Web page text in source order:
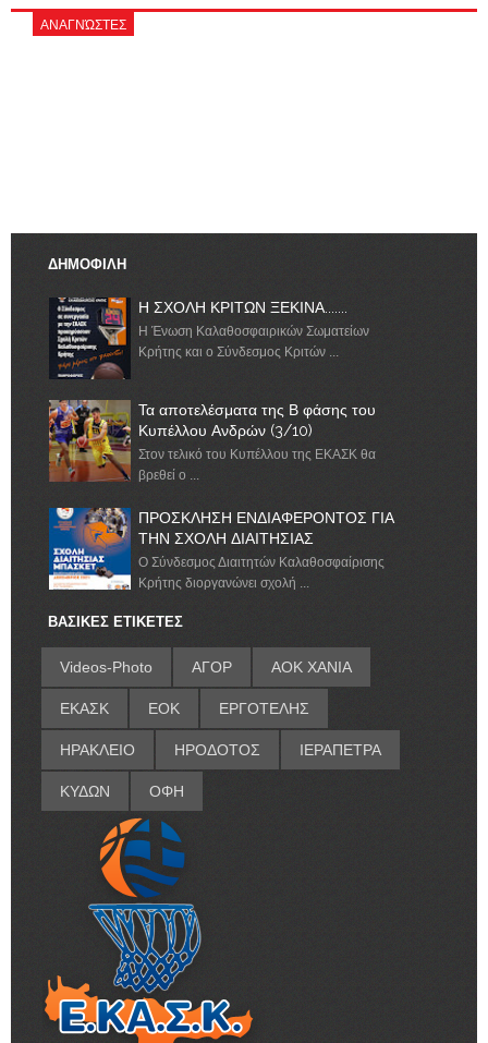
ΑΝΑΓΝΏΣΤΕΣ
ΔΗΜΟΦΙΛΗ
Η ΣΧΟΛΗ ΚΡΙΤΩΝ ΞΕΚΙΝΑ.......
Η Ένωση Καλαθοσφαιρικών Σωματείων
Κρήτης και ο Σύνδεσμος Κριτών ...
Τα αποτελέσματα της Β φάσης του
Κυπέλλου Ανδρών (3/10)
Στον τελικό του Κυπέλλου της ΕΚΑΣΚ θα
βρεθεί ο ...
ΠΡΟΣΚΛΗΣΗ ΕΝΔΙΑΦΕΡΟΝΤΟΣ ΓΙΑ
ΤΗΝ ΣΧΟΛΗ ΔΙΑΙΤΗΣΙΑΣ
Ο Σύνδεσμος Διαιτητών Καλαθοσφαίρισης
Κρήτης διοργανώνει σχολή ...
ΒΑΣΙΚΕΣ ΕΤΙΚΕΤΕΣ
Videos-Photo ΑΓΟΡ ΑΟΚ ΧΑΝΙΑ
ΕΚΑΣΚ ΕΟΚ ΕΡΓΟΤΕΛΗΣ
ΗΡΑΚΛΕΙΟ ΗΡΟΔΟΤΟΣ ΙΕΡΑΠΕΤΡΑ
ΚΥΔΩΝ ΟΦΗ